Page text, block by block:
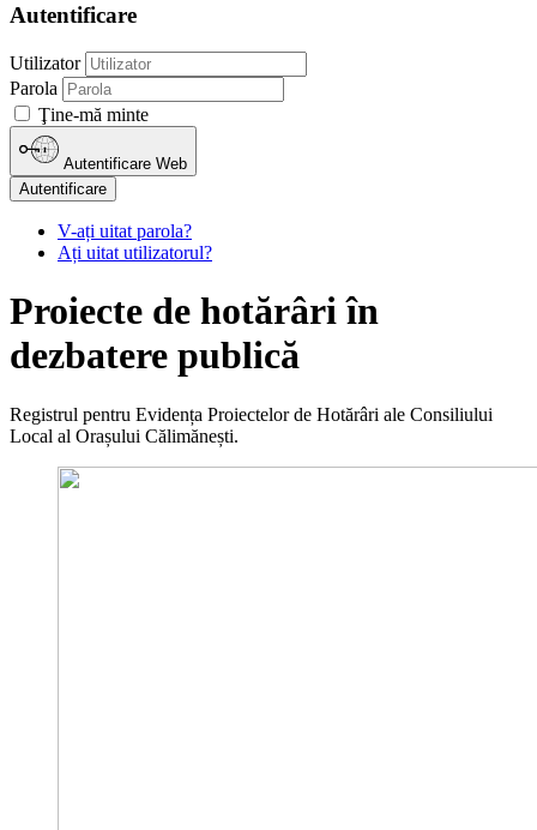
Autentificare
Utilizator
Parola
Ţine-mă minte
Autentificare Web
Autentificare
V-ați uitat parola?
Ați uitat utilizatorul?
Proiecte de hotărâri în
dezbatere publică
Registrul pentru Evidența Proiectelor de Hotărâri ale Consiliului
Local al Orașului Călimănești.